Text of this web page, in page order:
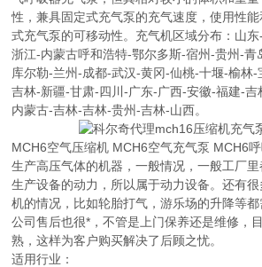
性，兼具固定式充气泵的充气速度，使用性
式充气泵的可移动性。充气机区域分布：山
浙江-内蒙古呼和浩特-鄂尔多斯-宿州-贵州-青
库尔勒-兰州-成都-武汉-黄冈-仙桃-十堰-榆林
吉林-新疆-甘肃-四川-广东-广西-安徽-福建-吉
内蒙古-吉林-吉林-贵州-吉林-山西。
MCH6空气压缩机 MCH6空气充气泵 MCH6
生产高压气体的机器，一般情况，一般工厂
生产设备的动力，所以属于动力设备。还有
机的情况，比如轮胎打气，游乐场的升降等
公司售后也很*，不管是上门保养还是维修，
熟，这样为客户购买解决了后顾之忧。
适用行业：